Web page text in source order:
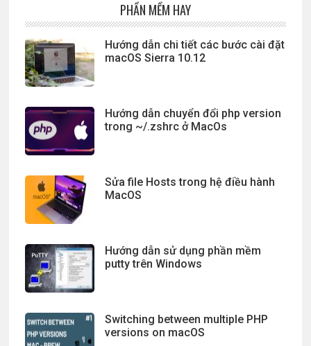
PHẦN MỀM HAY
Hướng dẫn chi tiết các bước cài đặt
macOS Sierra 10.12
Hướng dẫn chuyển đổi php version
trong ~/.zshrc ở MacOs
Sửa file Hosts trong hệ điều hành
MacOS
Hướng dẫn sử dụng phần mềm
putty trên Windows
Switching between multiple PHP
versions on macOS